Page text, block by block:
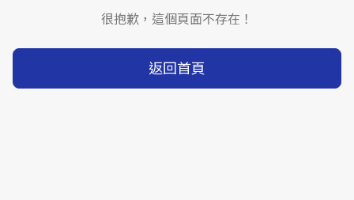
很抱歉，這個頁面不存在！
返回首頁